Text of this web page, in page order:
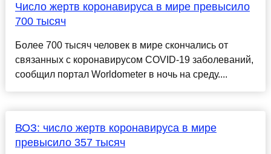
Число жертв коронавируса в мире превысило
700 тысяч
Более 700 тысяч человек в мире скончались от
связанных с коронавирусом COVID-19 заболеваний,
сообщил портал Worldometer в ночь на среду....
ВОЗ: число жертв коронавируса в мире
превысило 357 тысяч